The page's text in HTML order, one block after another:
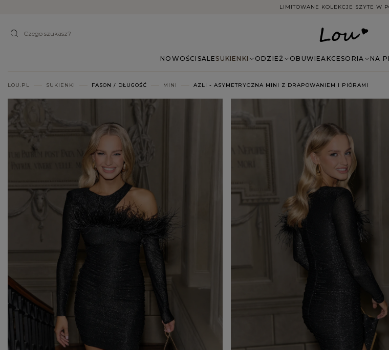
DARMOWA DOSTAWA ZAMÓWIEŃ NA
NOWOŚCI SALE SUKIENKI ODZIEŻ OBUWIEAKCESORIA NA
LOU.PL SUKIENKI FASON / DŁUGOŚĆ MINI AZLI - ASYMETRYCZNA MINI Z DRAPOWANIEM I PIÓRAMI